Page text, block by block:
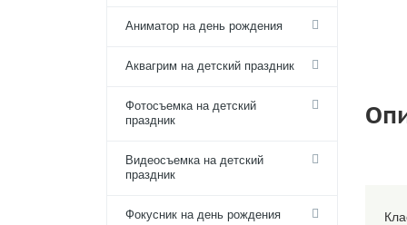
Аниматор на день рождения
Аквагрим на детский праздник
Фотосъемка на детский
праздник
Видеосъемка на детский
праздник
Фокусник на день рождения